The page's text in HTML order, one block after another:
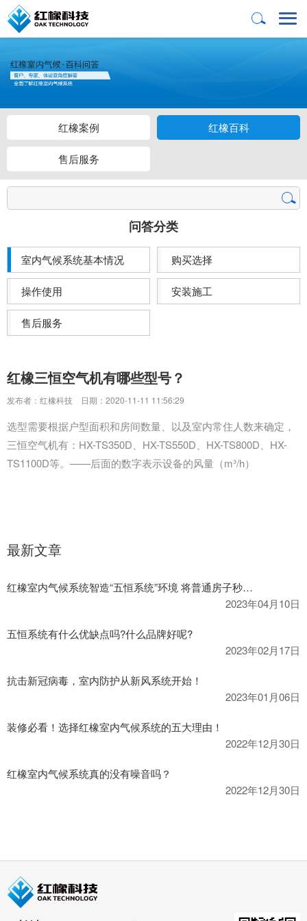
红橡案例 红橡百科
售后服务
问答分类
室内气候系统基本情况 购买选择
操作使用 安装施工
售后服务
红橡三恒空气机有哪些型号？
发布者：红橡科技 日期：2020-11-11 11:56:29
选型需要根据户型面积和房间数量、以及室内常住人数来确定，
三恒空气机有：HX-TS350D、HX-TS550D、HX-TS800D、HX-
TS1100D等。——后面的数字表示设备的风量（m³/h）
最新文章
红橡室内气候系统智造“五恒系统”环境 将普通房子秒变科技住宅
2023年04月10日
五恒系统有什么优缺点吗?什么品牌好呢?
2023年02月17日
抗击新冠病毒，室内防护从新风系统开始！
2023年01月06日
装修必看！选择红橡室内气候系统的五大理由！
2022年12月30日
红橡室内气候系统真的没有噪音吗？
2022年12月30日